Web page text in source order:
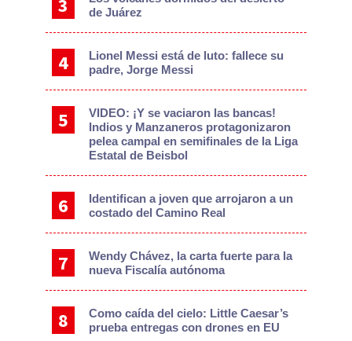
de Juárez
Lionel Messi está de luto: fallece su
padre, Jorge Messi
VIDEO: ¡Y se vaciaron las bancas!
Indios y Manzaneros protagonizaron
pelea campal en semifinales de la Liga
Estatal de Beisbol
Identifican a joven que arrojaron a un
costado del Camino Real
Wendy Chávez, la carta fuerte para la
nueva Fiscalía autónoma
Como caída del cielo: Little Caesar’s
prueba entregas con drones en EU